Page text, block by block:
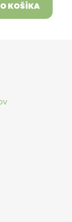
KOŠÍKA